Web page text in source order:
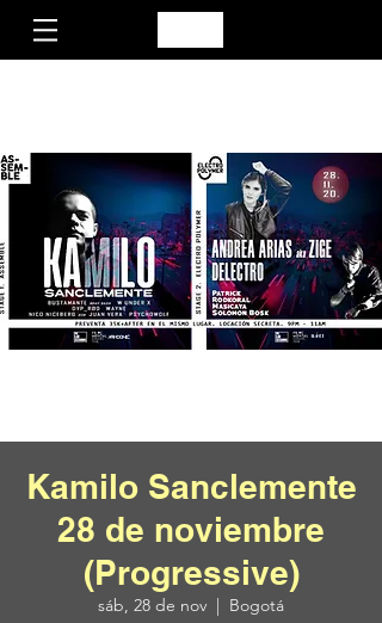
Kamilo Sanclemente
28 de noviembre
(Progressive)
sáb, 28 de nov
  |
Bogotá